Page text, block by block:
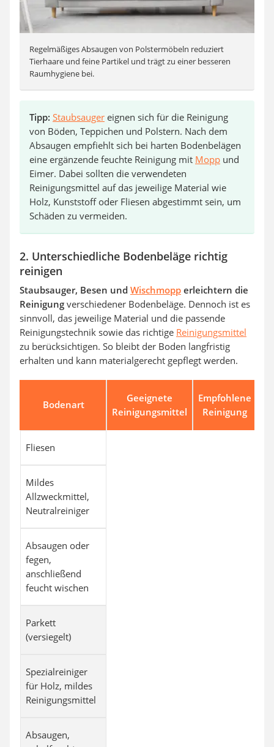
Regelmäßiges Absaugen von Polstermöbeln reduziert
Tierhaare und feine Partikel und trägt zu einer besseren
Raumhygiene bei.
Tipp: Staubsauger eignen sich für die Reinigung
von Böden, Teppichen und Polstern. Nach dem
Absaugen empfiehlt sich bei harten Bodenbelägen
eine ergänzende feuchte Reinigung mit Mopp und
Eimer. Dabei sollten die verwendeten
Reinigungsmittel auf das jeweilige Material wie
Holz, Kunststoff oder Fliesen abgestimmt sein, um
Schäden zu vermeiden.
2. Unterschiedliche Bodenbeläge richtig
reinigen
Staubsauger, Besen und Wischmopp erleichtern die
Reinigung verschiedener Bodenbeläge. Dennoch ist es
sinnvoll, das jeweilige Material und die passende
Reinigungstechnik sowie das richtige Reinigungsmittel
zu berücksichtigen. So bleibt der Boden langfristig
erhalten und kann materialgerecht gepflegt werden.
Bodenart
Geeignete
Reinigungsmittel
Empfohlene
Reinigung
Fliesen
Mildes
Allzweckmittel,
Neutralreiniger
Absaugen oder
fegen,
anschließend
feucht wischen
Parkett
(versiegelt)
Spezialreiniger
für Holz, mildes
Reinigungsmittel
Absaugen,